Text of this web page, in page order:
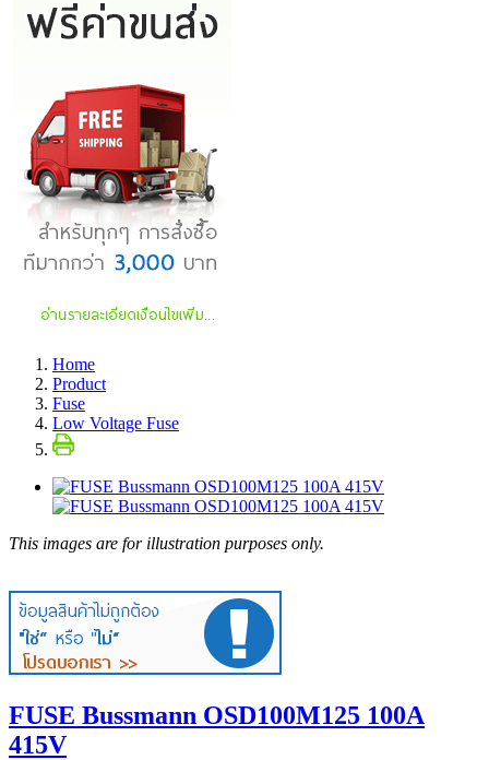
Home
Product
Fuse
Low Voltage Fuse
This images are for illustration purposes only.
FUSE Bussmann OSD100M125 100A
415V